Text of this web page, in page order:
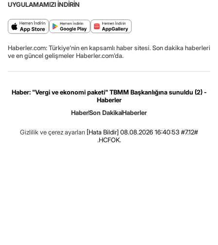
UYGULAMAMIZI İNDİRİN
Haberler.com: Türkiye’nin en kapsamlı haber sitesi. Son dakika haberleri
ve en güncel gelişmeler Haberler.com’da.
Haber: "Vergi ve ekonomi paketi" TBMM Başkanlığına sunuldu (2) -
Haberler
HaberSon DakikaHaberler
Gizlilik ve çerez ayarları [Hata Bildir] 08.08.2026 16:40:53 #7.12#
.HCFOK.